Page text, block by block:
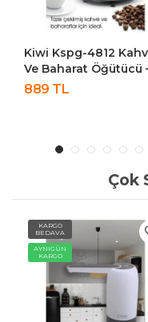
Kiwi Kspg-4812
Ve Baharat Öğütücü
50g Kapasiteli,
889 TL
Çok
KARGO
BEDAVA
AYNIGÜN
KARGO